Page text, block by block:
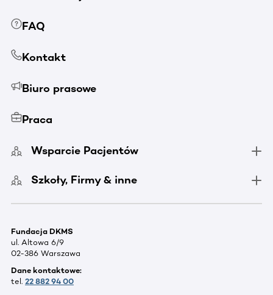
FAQ
Kontakt
Biuro prasowe
Praca
Wsparcie Pacjentów
Szkoły, Firmy & inne
Fundacja DKMS
ul. Altowa 6/9
02-386 Warszawa
Dane kontaktowe:
tel. 22 882 94 00